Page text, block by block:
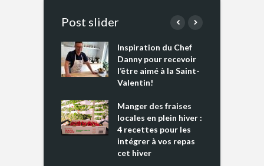
Post slider
Inspiration du Chef
Danny pour recevoir
l’être aimé à la Saint-
Valentin!
Manger des fraises
locales en plein hiver :
4 recettes pour les
intégrer à vos repas
cet hiver